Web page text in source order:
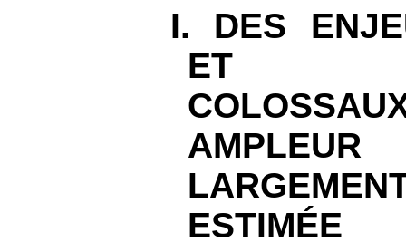
I. DES
ET
ESTIMÉE